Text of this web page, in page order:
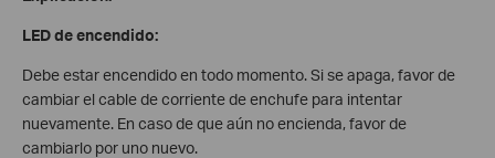
LED de encendido:
Debe estar encendido en todo momento. Si se apaga, favor de
cambiar el cable de corriente de enchufe para intentar
nuevamente. En caso de que aún no encienda, favor de
cambiarlo por uno nuevo.